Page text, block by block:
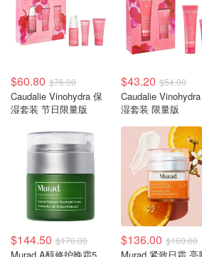
$60.80 $76.00
Caudalie Vinohydra 保
湿套装 节日限量版
$43.20 $54.00
Caudalie
湿套装 限量版
$144.50 $170.00 $136.00 $160.00